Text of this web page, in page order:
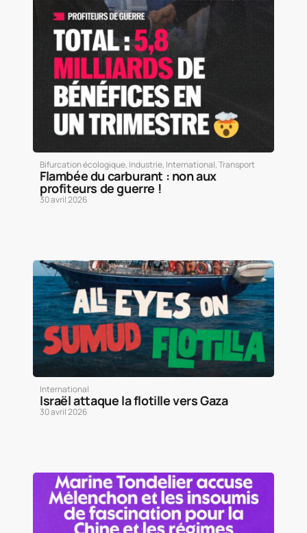
Bifurcation écologique, Industrie, International,Transport
Flambée du carburant : non aux
profiteurs de guerre !
30 avril 2026
International
Israël attaque la flotille vers Gaza
30 avril 2026